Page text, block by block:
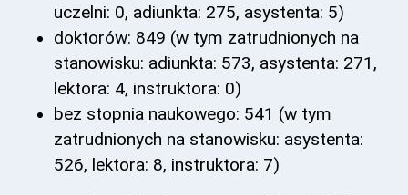
uczelni: 0, adiunkta: 275, asystenta: 5)
doktorów: 849 (w tym zatrudnionych na
stanowisku: adiunkta: 573, asystenta: 271,
lektora: 4, instruktora: 0)
bez stopnia naukowego: 541 (w tym
zatrudnionych na stanowisku: asystenta:
526, lektora: 8, instruktora: 7)